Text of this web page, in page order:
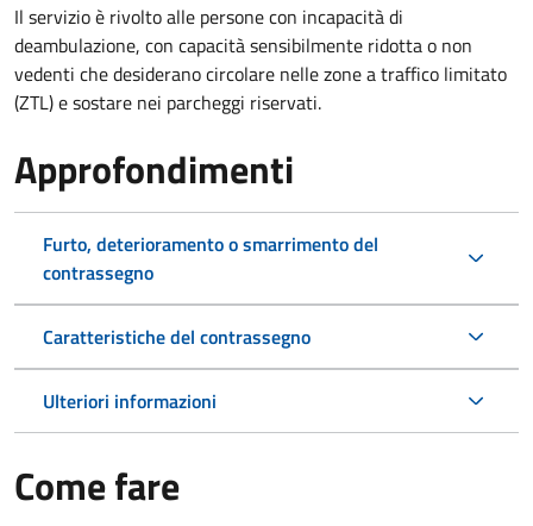
Il servizio è rivolto alle persone con incapacità di
deambulazione, con capacità sensibilmente ridotta o non
vedenti che desiderano circolare nelle zone a traffico limitato
(ZTL) e sostare nei parcheggi riservati.
Approfondimenti
Furto, deterioramento o smarrimento del
contrassegno
Caratteristiche del contrassegno
Ulteriori informazioni
Come fare